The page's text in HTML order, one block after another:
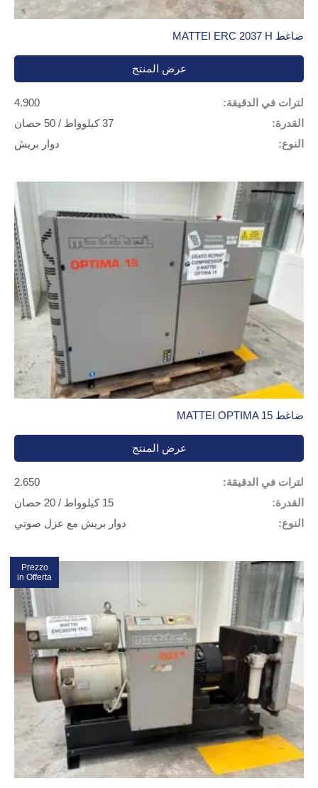
ضاغط MATTEI ERC 2037 H
عرض المنتج
لترات في الدقيقة:
4.900
القدرة:
37 كيلوواط / 50 حصان
النوع:
دوار بريش
ضاغط MATTEI OPTIMA 15
عرض المنتج
لترات في الدقيقة:
2.650
القدرة:
15 كيلوواط / 20 حصان
النوع:
دوار بريش مع عزل صوتي
تخفيضات!
Prezzo
in Offerta